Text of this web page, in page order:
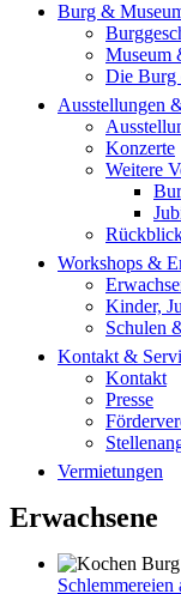
Burg &
Museum
Die Burg
Ausstellungen
Konzerte
Weitere
Workshops &
Kinder,
Schulen
Kontakt &
Kontakt
Presse
Vermietungen
Erwachsene